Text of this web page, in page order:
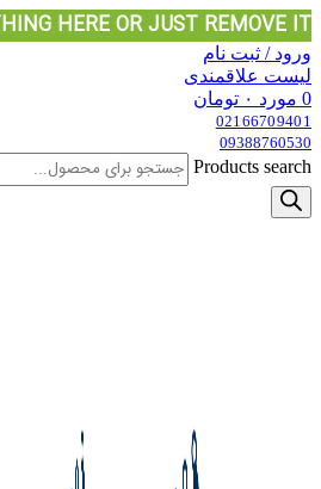
HERE OR JUST REMOVE IT…
ورود / ثبت نام
لیست علاقمندی
0 مورد ۰ تومان
02166709401
09388760530
Products search